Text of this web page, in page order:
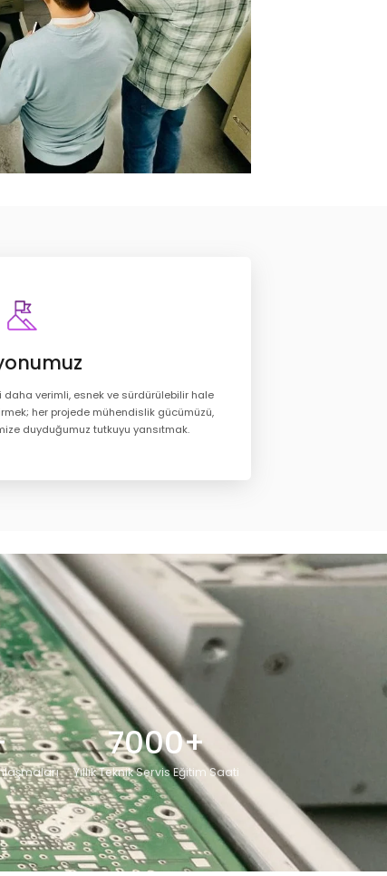
verimli, esnek ve sürdürülebilir hale
her projede mühendislik gücümüzü,
duyduğumuz tutkuyu yansıtmak.
7000+
Yıllık Teknik Servis Eğitim Saati